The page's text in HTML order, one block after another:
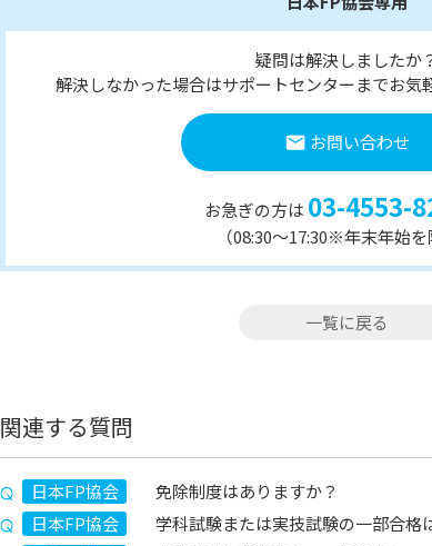
疑問は解決しましたか
解決しなかった場合はサポートセンターまでお気
お問い合わせ
お急ぎの方は 03-4553-
（08:30〜17:30※年末年始を
一覧に戻る
関連する質問
日本FP協会
免除制度はありますか？
日本FP協会
学科試験または実技試験の一部合格